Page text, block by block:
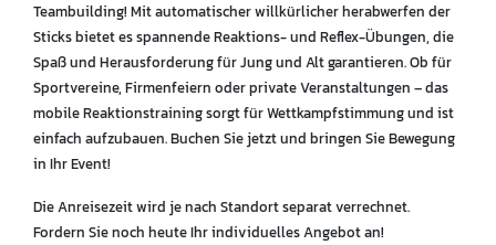
Teambuilding! Mit automatischer willkürlicher herabwerfen der
Sticks bietet es spannende Reaktions- und Reflex-Übungen, die
Spaß und Herausforderung für Jung und Alt garantieren. Ob für
Sportvereine, Firmenfeiern oder private Veranstaltungen – das
mobile Reaktionstraining sorgt für Wettkampfstimmung und ist
einfach aufzubauen. Buchen Sie jetzt und bringen Sie Bewegung
in Ihr Event!
Die Anreisezeit wird je nach Standort separat verrechnet.
Fordern Sie noch heute Ihr individuelles Angebot an!